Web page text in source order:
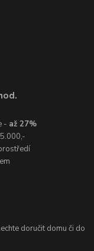
- až 27%
doručit domu či do